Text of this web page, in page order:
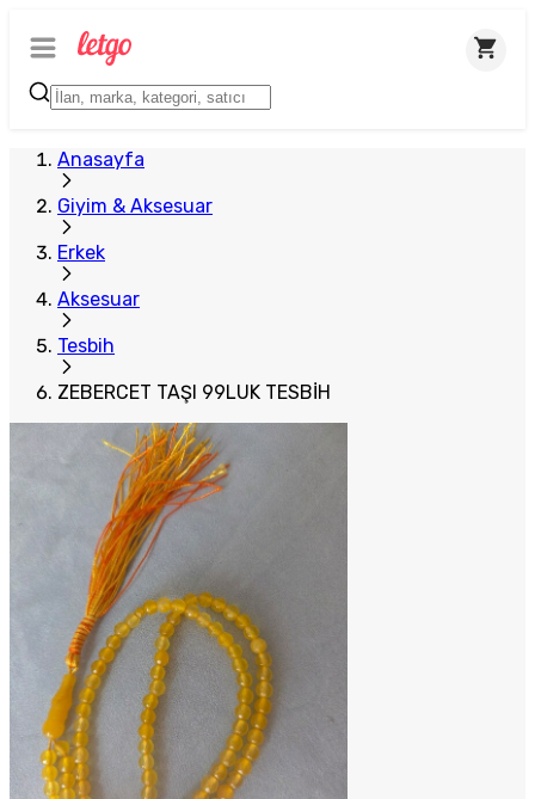
Anasayfa
Giyim & Aksesuar
Erkek
Aksesuar
Tesbih
ZEBERCET TAŞI 99LUK TESBİH
Plus Satıcı